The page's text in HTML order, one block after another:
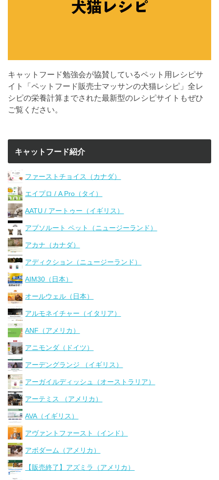
キャットフード勉強会が協賛しているペット用レシピサ
イト「ペットフード販売士マッサンの犬猫レシピ」全レ
シピの栄養計算までされた最新型のレシピサイトもぜひ
ご覧ください。
キャットフード紹介
ファーストチョイス（カナダ）
エイプロ / A Pro（タイ）
AATU / アートゥー（イギリス）
アブソルート ペット（ニュージーランド）
アカナ（カナダ）
アディクション（ニュージーランド）
AIM30（日本）
オールウェル（日本）
アルモネイチャー（イタリア）
ANF（アメリカ）
アニモンダ（ドイツ）
アーデングランジ （イギリス）
アーガイルディッシュ（オーストラリア）
アーテミス （アメリカ）
AVA（イギリス）
アヴァントファースト（インド）
アボダーム（アメリカ）
【販売終了】アズミラ（アメリカ）